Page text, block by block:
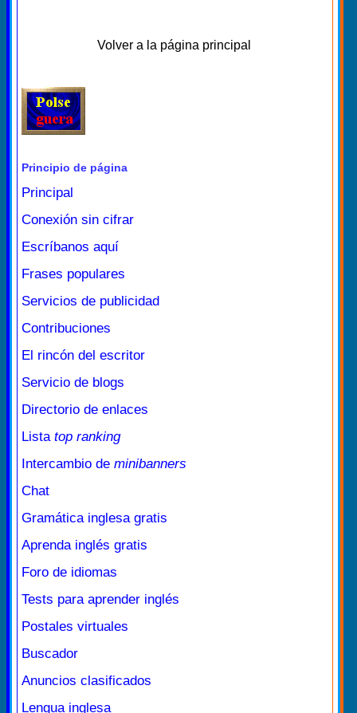
Volver a la página principal
Principio de página
Principal
Conexión sin cifrar
Escríbanos aquí
Frases populares
Servicios de publicidad
Contribuciones
El rincón del escritor
Servicio de blogs
Directorio de enlaces
Lista top ranking
Intercambio de minibanners
Chat
Gramática inglesa gratis
Aprenda inglés gratis
Foro de idiomas
Tests para aprender inglés
Postales virtuales
Buscador
Anuncios clasificados
Lengua inglesa